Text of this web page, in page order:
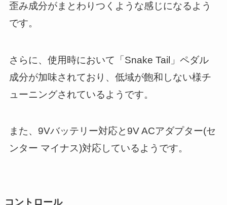
歪み成分がまとわりつくような感じになるよう
です。
さらに、使用時において「Snake Tail」ペダル
成分が加味されており、低域が飽和しない様チ
ューニングされているようです。
また、9Vバッテリー対応と9V ACアダプター(セ
ンター マイナス)対応しているようです。
コントロール